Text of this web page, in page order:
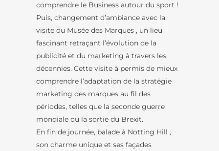
comprendre le Business autour du sport !
Puis, changement d’ambiance avec la
visite du Musée des Marques , un lieu
fascinant retraçant l’évolution de la
publicité et du marketing à travers les
décennies. Cette visite à permis de mieux
comprendre l’adaptation de la stratégie
marketing des marques au fil des
périodes, telles que la seconde guerre
mondiale ou la sortie du Brexit.
En fin de journée, balade à Notting Hill ,
son charme unique et ses façades